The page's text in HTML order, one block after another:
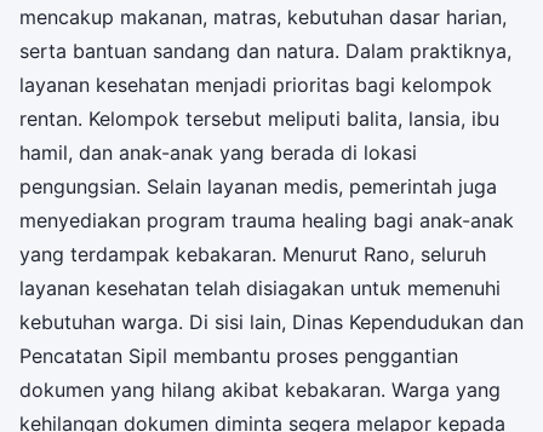
mencakup makanan, matras, kebutuhan dasar harian,
serta bantuan sandang dan natura. Dalam praktiknya,
layanan kesehatan menjadi prioritas bagi kelompok
rentan. Kelompok tersebut meliputi balita, lansia, ibu
hamil, dan anak-anak yang berada di lokasi
pengungsian. Selain layanan medis, pemerintah juga
menyediakan program trauma healing bagi anak-anak
yang terdampak kebakaran. Menurut Rano, seluruh
layanan kesehatan telah disiagakan untuk memenuhi
kebutuhan warga. Di sisi lain, Dinas Kependudukan dan
Pencatatan Sipil membantu proses penggantian
dokumen yang hilang akibat kebakaran. Warga yang
kehilangan dokumen diminta segera melapor kepada